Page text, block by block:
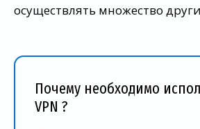
осуществлять множество
Почему необходимо
VPN ?